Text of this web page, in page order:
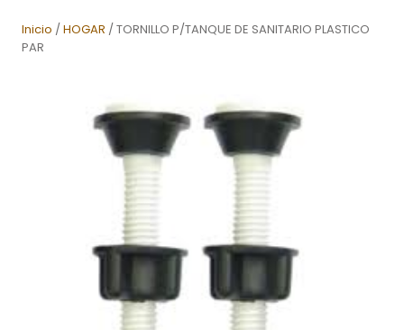
Inicio /HOGAR / TORNILLO P/TANQUE DE SANITARIO PLASTICO
PAR